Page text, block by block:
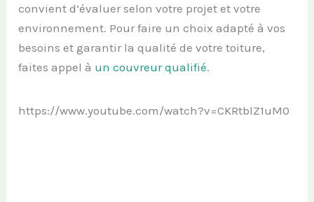
convient d’évaluer selon votre projet et votre
environnement. Pour faire un choix adapté à vos
besoins et garantir la qualité de votre toiture,
faites appel à un couvreur qualifié.
https://www.youtube.com/watch?v=CKRtblZ1uM0